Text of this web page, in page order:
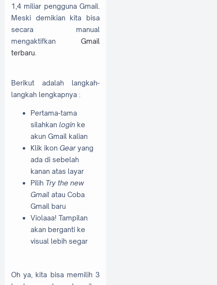
1,4 miliar pengguna Gmail.
Meski demikian kita bisa
secara manual
mengaktifkan Gmail
terbaru
Berikut adalah langkah-
langkah lengkapnya :
Pertama-tama
silahkan login ke
akun Gmail kalian
Klik ikon Gearyang
ada di sebelah
kanan atas layar
Pilih Try the new
Gmail atau Coba
Gmail baru
Violaaa! Tampilan
akan berganti ke
visual lebih segar
Oh ya, kita bisa memilih 3